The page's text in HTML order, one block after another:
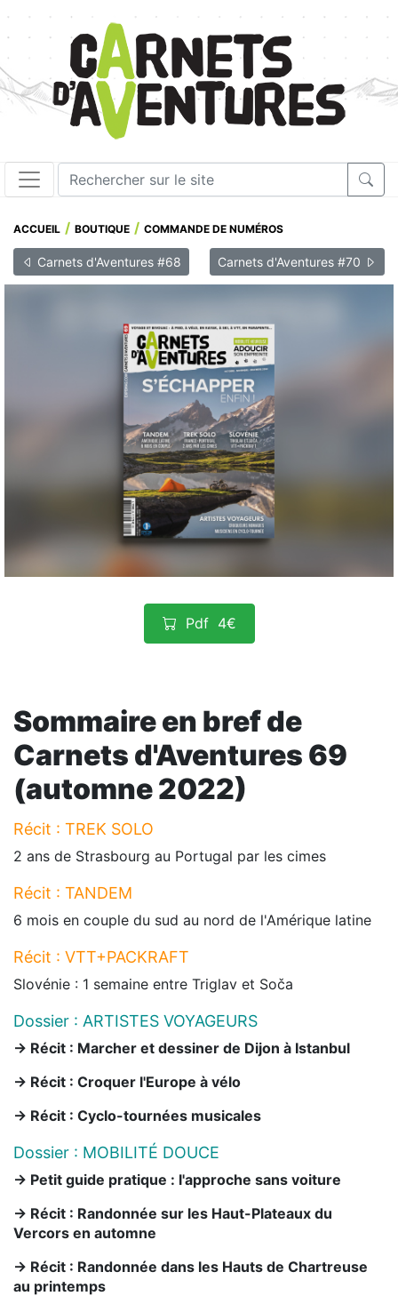
ACCUEIL BOUTIQUE COMMANDE DE NUMÉROS
Carnets d'Aventures #68 Carnets d'Aventures #70
Pdf 4€
Sommaire en bref de
Carnets d'Aventures 69
(automne 2022)
Récit : TREK SOLO
2 ans de Strasbourg au Portugal par les cimes
Récit : TANDEM
6 mois en couple du sud au nord de l'Amérique latine
Récit : VTT+PACKRAFT
Slovénie : 1 semaine entre Triglav et Soča
Dossier : ARTISTES VOYAGEURS
-> Récit : Marcher et dessiner de Dijon à Istanbul
-> Récit : Croquer l'Europe à vélo
-> Récit : Cyclo-tournées musicales
Dossier : MOBILITÉ DOUCE
-> Petit guide pratique : l'approche sans voiture
-> Récit : Randonnée sur les Haut-Plateaux du
Vercors en automne
-> Récit : Randonnée dans les Hauts de Chartreuse
au printemps